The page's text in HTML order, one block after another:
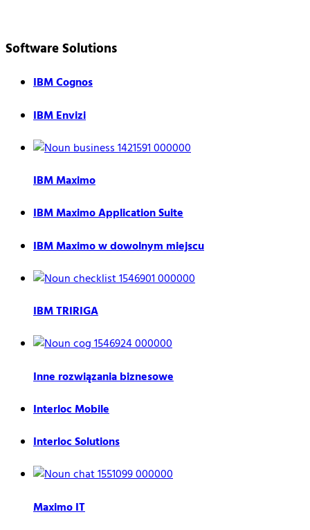
Software Solutions
IBM Cognos
IBM Envizi
IBM Maximo
IBM Maximo Application Suite
IBM Maximo w dowolnym miejscu
IBM TRIRIGA
Inne rozwiązania biznesowe
Interloc Mobile
Interloc Solutions
Maximo IT